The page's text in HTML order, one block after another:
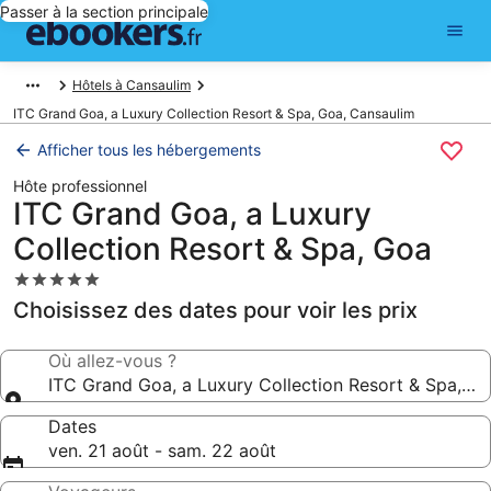
Passer à la section principale
Hôtels à Cansaulim
ITC Grand Goa, a Luxury Collection Resort & Spa, Goa, Cansaulim
Afficher tous les hébergements
Hôte professionnel
ITC Grand Goa, a Luxury
Collection Resort & Spa, Goa
Hébergement
5.0 étoiles
Choisissez des dates pour voir les prix
Où allez-vous ?
ITC Grand Goa, a Luxury Collection Resort & Spa,
Dates
ven. 21 août - sam. 22 août